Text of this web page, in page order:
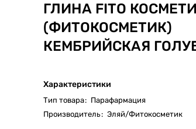
ГЛИНА FITO
(ФИТОКОСМЕТИК)
КЕМБРИЙСКАЯ
Характеристики
Тип товара: Парафармация
Производитель: Эляй/Фитокосметик